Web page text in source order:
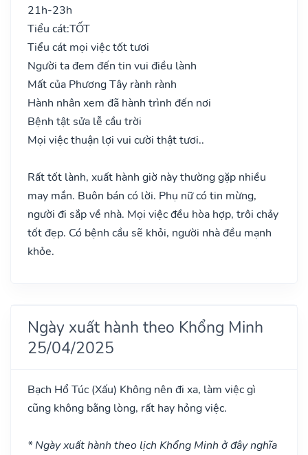
21h-23h
Tiểu cát:TỐT
Tiểu cát mọi việc tốt tươi
Người ta đem đến tin vui điều lành
Mất của Phương Tây rành rành
Hành nhân xem đã hành trình đến nơi
Bệnh tật sửa lễ cầu trời
Mọi việc thuận lợi vui cười thật tươi..
Rất tốt lành, xuất hành giờ này thường gặp nhiều
may mắn. Buôn bán có lời. Phụ nữ có tin mừng,
người đi sắp về nhà. Mọi việc đều hòa hợp, trôi chảy
tốt đẹp. Có bệnh cầu sẽ khỏi, người nhà đều mạnh
khỏe.
Ngày xuất hành theo Khổng Minh
25/04/2025
Bạch Hổ Túc (Xấu) Không nên đi xa, làm việc gì
cũng không bằng lòng, rất hay hỏng việc.
* Ngày xuất hành theo lịch Khổng Minh ở đây nghĩa